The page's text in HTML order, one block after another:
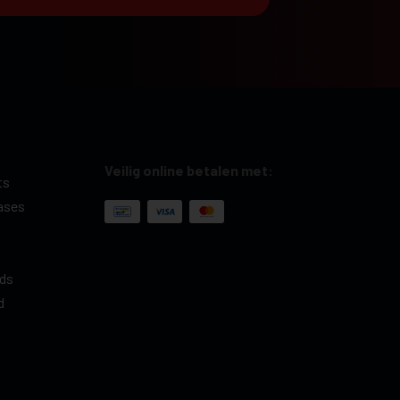
Veilig online betalen met: